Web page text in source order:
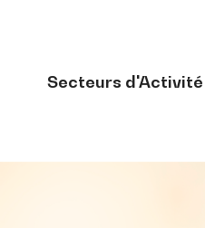
Secteurs d'Activité